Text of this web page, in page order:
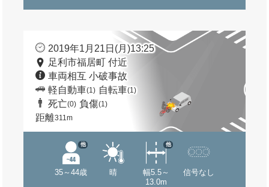
2019年1月21日(月)13:25
足利市福居町 付近
車両相互 小破事故
軽自動車(1) 自転車(1)
死亡(0) 負傷(1)
距離311m
35～44歳
他
晴
幅5.5～
13.0m
他
信号なし